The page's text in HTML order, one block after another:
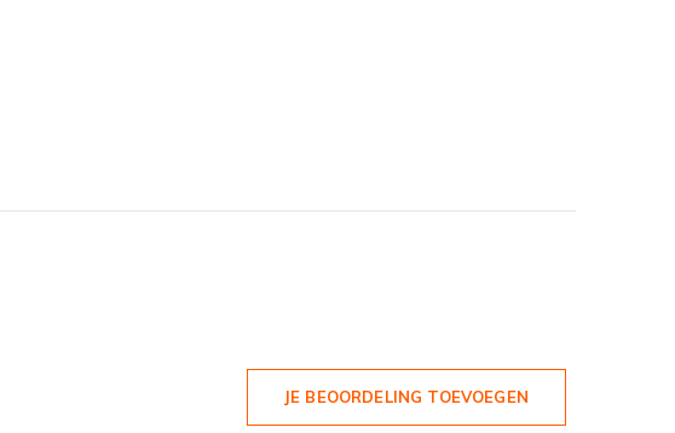
JE BEOORDELING TOEVOEGEN